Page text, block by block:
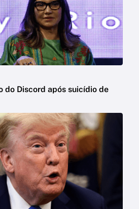
do Discord após suicídio de